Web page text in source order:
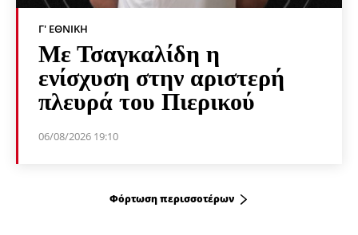
Γ' ΕΘΝΙΚΉ
Με Τσαγκαλίδη η
ενίσχυση στην αριστερή
πλευρά του Πιερικού
06/08/2026 19:10
Φόρτωση περισσοτέρων